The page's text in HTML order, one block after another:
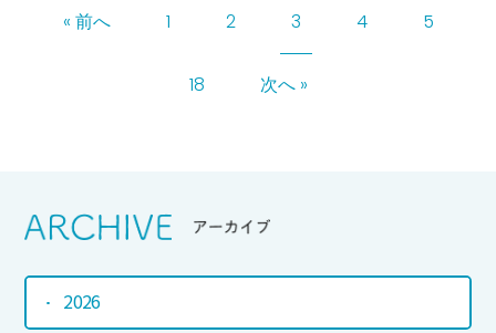
« 前へ 1 2 3 4 5
18 次へ »
Srchive
2026